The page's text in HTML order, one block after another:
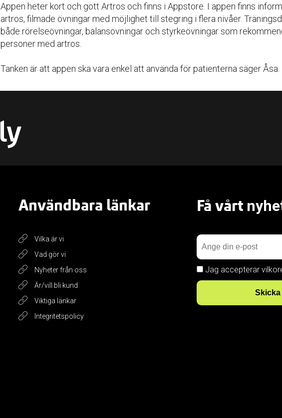
Appen heter kort och gott Artros och finns i Appstore. I appen finns
artros, filmade övningar med möjlighet till stegring i flera nivåer.
både rörelseövningar, balansövningar och styrkeövningar som
personer med artros.
Tanken är att appen ska vara enkel att använda för patienterna säger Åsa.
Användbara länkar
Vilka är vi
Vad gör vi
Nyheter från oss
Är/vill bli kund
Viktiga länkar
Integritetspolicy
Få vårt
Jag accepterar
Skicka